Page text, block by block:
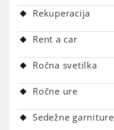
Rekuperacija
Rent a car
Ročna svetilka
Ročne ure
Sedežne garniture